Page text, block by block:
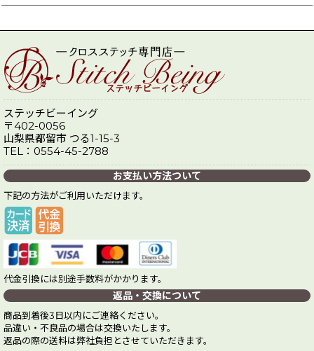
ステッチビーイング
〒402-0056
山梨県都留市 つる1-15-3
TEL：0554-45-2788
お支払い方法ついて
下記の方法がご利用いただけます。
代金引換には別途手数料がかかります。
返品・交換について
商品到着後3日以内にご連絡ください。
品違い・不良品の場合は交換いたします。
返品の際の送料は弊社負担とさせていただきます。